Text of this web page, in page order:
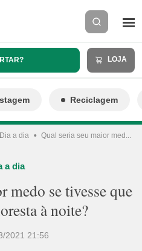
LOJA
Reciclagem
Dia a dia Qual seria seu maior med...
a dia
medo se tivesse que
à noite?
2021 21:56